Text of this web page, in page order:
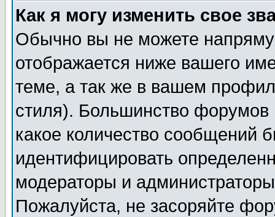
Как я могу изменить свое
Обычно вы не можете
отображается ниже вашего
теме, а так же в вашем
стиля). Большинство форумов
какое количество сообщений
идентифицировать
модераторы и
Пожалуйста, не засоряйте